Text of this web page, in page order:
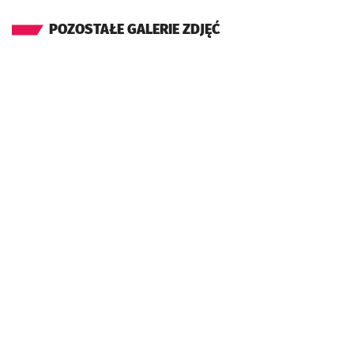
POZOSTAŁE GALERIE ZDJĘĆ